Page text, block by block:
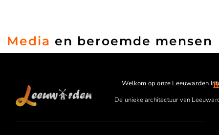
Media en beroemde mensen
Welkom op onze Leeuwarden
De unieke architectuur van